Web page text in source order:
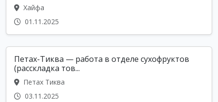
Хайфа
01.11.2025
Петах-Тиква — работа в отделе сухофруктов
(расскладка тов...
Петах Тиква
03.11.2025